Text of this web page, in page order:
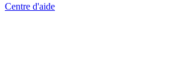
Centre d'aide